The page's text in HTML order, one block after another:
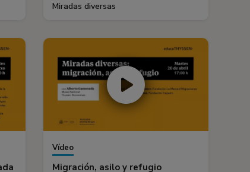
Miradas diversas
Vídeo
Migración, asilo y refugio